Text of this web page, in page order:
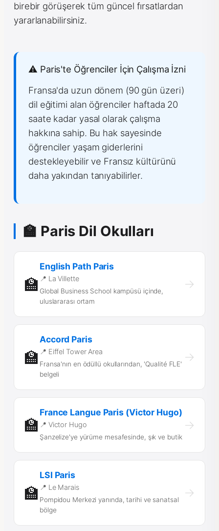
birebir görüşerek tüm güncel fırsatlardan
yararlanabilirsiniz.
⚠️ Paris'te Öğrenciler İçin Çalışma İzni
Fransa'da uzun dönem (90 gün üzeri)
dil eğitimi alan öğrenciler haftada 20
saate kadar yasal olarak çalışma
hakkına sahip. Bu hak sayesinde
öğrenciler yaşam giderlerini
destekleyebilir ve Fransız kültürünü
daha yakından tanıyabilirler.
🏫 Paris Dil Okulları
🏫
English Path Paris
📍 La Villette
Global Business School kampüsü içinde,
uluslararası ortam
→
🏫
Accord Paris
📍 Eiffel Tower Area
Fransa'nın en ödüllü okullarından, 'Qualité FLE'
belgeli
→
🏫
France Langue Paris (Victor Hugo)
📍 Victor Hugo
Şanzelize'ye yürüme mesafesinde, şık ve butik
→
🏫
LSI Paris
📍 Le Marais
Pompidou Merkezi yanında, tarihi ve sanatsal
bölge
→